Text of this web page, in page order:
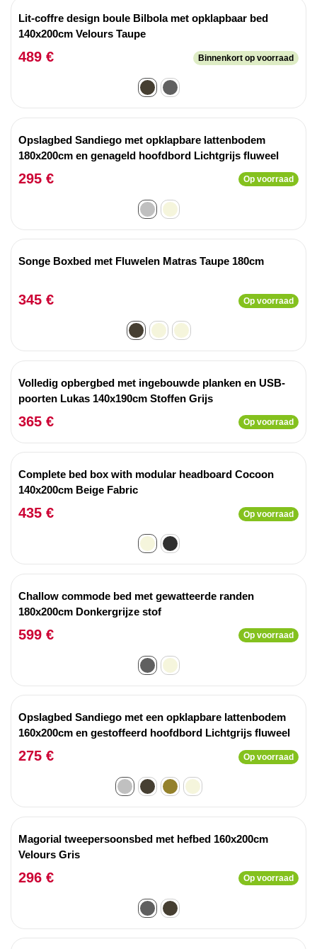
Lit-coffre design boule Bilbola met opklapbaar bed
140x200cm Velours Taupe
489 € Binnenkort op voorraad
Opslagbed Sandiego met opklapbare lattenbodem
180x200cm en genageld hoofdbord Lichtgrijs fluweel
295 € Op voorraad
Songe Boxbed met Fluwelen Matras Taupe 180cm
345 € Op voorraad
Volledig opbergbed met ingebouwde planken en USB-
poorten Lukas 140x190cm Stoffen Grijs
365 € Op voorraad
Complete bed box with modular headboard Cocoon
140x200cm Beige Fabric
435 € Op voorraad
Challow commode bed met gewatteerde randen
180x200cm Donkergrijze stof
599 € Op voorraad
Opslagbed Sandiego met een opklapbare lattenbodem
160x200cm en gestoffeerd hoofdbord Lichtgrijs fluweel
275 € Op voorraad
Magorial tweepersoonsbed met hefbed 160x200cm
Velours Gris
296 € Op voorraad